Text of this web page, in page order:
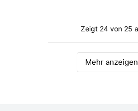
Zeigt 24 von 25
Mehr anzeigen